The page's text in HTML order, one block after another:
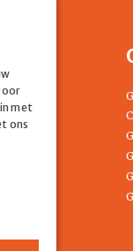
met
ons